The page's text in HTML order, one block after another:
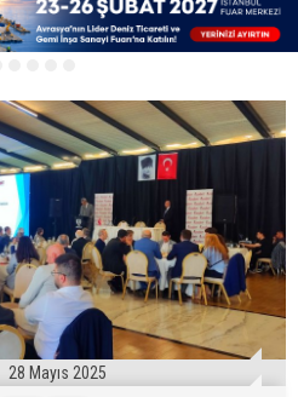
28 Mayıs 2025